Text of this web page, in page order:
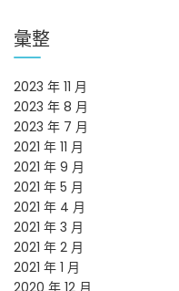
彙整
2023 年 11 月
2023 年 8 月
2023 年 7 月
2021 年 11 月
2021 年 9 月
2021 年 5 月
2021 年 4 月
2021 年 3 月
2021 年 2 月
2021 年 1 月
2020 年 12 月